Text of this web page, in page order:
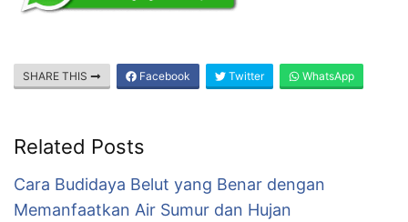
SHARE THIS Facebook Twitter WhatsApp
Related Posts
Cara Budidaya Belut yang Benar dengan
Memanfaatkan Air Sumur dan Hujan